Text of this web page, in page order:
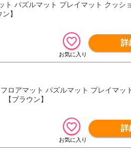
ト パズルマット プレイマット クッシ
】
詳
ロアマット パズルマット プレイマッ
ブラウン】
詳